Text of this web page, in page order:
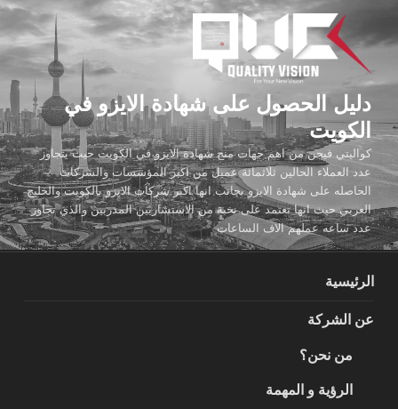
المحتوى
دليل الحصول على شهادة الايزو في
الكويت
كواليتي فيجن من اهم جهات منح شهادة الايزو في الكويت حيث يتجاوز
عدد العملاء الحالين ثلاثمائة عميل من اكبر المؤسسات والشركات
الحاصله على شهادة الايزو بجانب انها اكبر شركات الايزو بالكويت والخليج
العربي حيث انها تعتمد على نخبة من الاستشاريين المدربين والذي تجاوز
عدد ساعه عملهم الاف الساعات
الرئيسية
عن الشركة
من نحن؟
الرؤية و المهمة